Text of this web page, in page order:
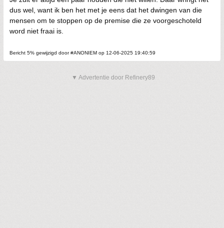
dus wel, want ik ben het met je eens dat het dwingen van die
mensen om te stoppen op de premise die ze voorgeschoteld
word niet fraai is.
Bericht 5% gewijzigd door #ANONIEM op 12-06-2025 19:40:59
▼ Advertentie door Refinery89